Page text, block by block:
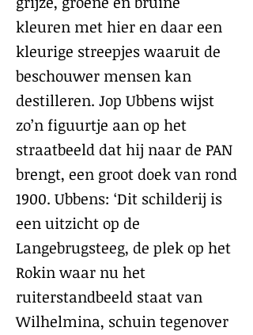
kleuren met hier en daar een
kleurige streepjes waaruit de
beschouwer mensen kan
destilleren. Jop Ubbens wijst
zo’n figuurtje aan op het
straatbeeld dat hij naar de PAN
brengt, een groot doek van rond
1900. Ubbens: ‘Dit schilderij is
een uitzicht op de
Langebrugsteeg, de plek op het
Rokin waar nu het
ruiterstandbeeld staat van
Wilhelmina, schuin tegenover